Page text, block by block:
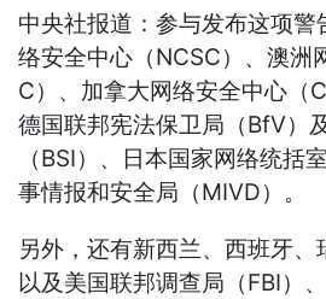
中央社报道：参与发布这项警
络安全中心（NCSC）、澳洲
C）、加拿大网络安全中心（
德国联邦宪法保卫局（BfV）
（BSI）、日本国家网络统括
事情报和安全局（MIVD）。
另外，还有新西兰、西班牙、
以及美国联邦调查局（FBI）